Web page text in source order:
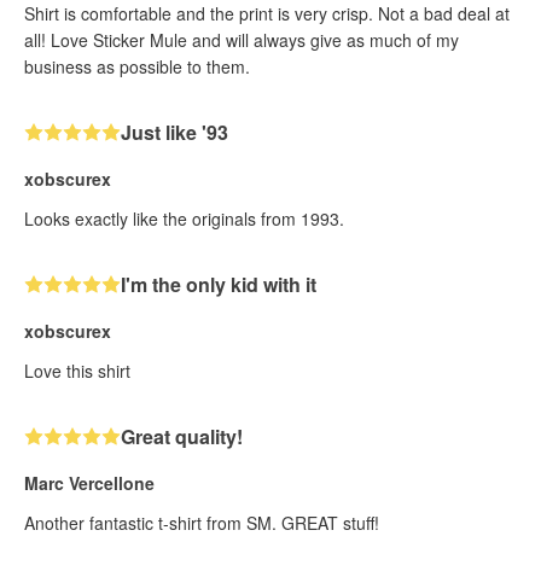
Shirt is comfortable and the print is very crisp. Not a bad deal at
all! Love Sticker Mule and will always give as much of my
business as possible to them.
Just like '93
xobscurex
Looks exactly like the originals from 1993.
I'm the only kid with it
xobscurex
Love this shirt
Great quality!
Marc Vercellone
Another fantastic t-shirt from SM. GREAT stuff!